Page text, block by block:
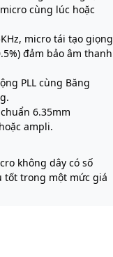
cùng lúc hoặc
micro tái tạo giọng
đảm bảo âm thanh
PLL cùng Băng
6.35mm
ampli.
không dây có số
tốt trong một mức giá